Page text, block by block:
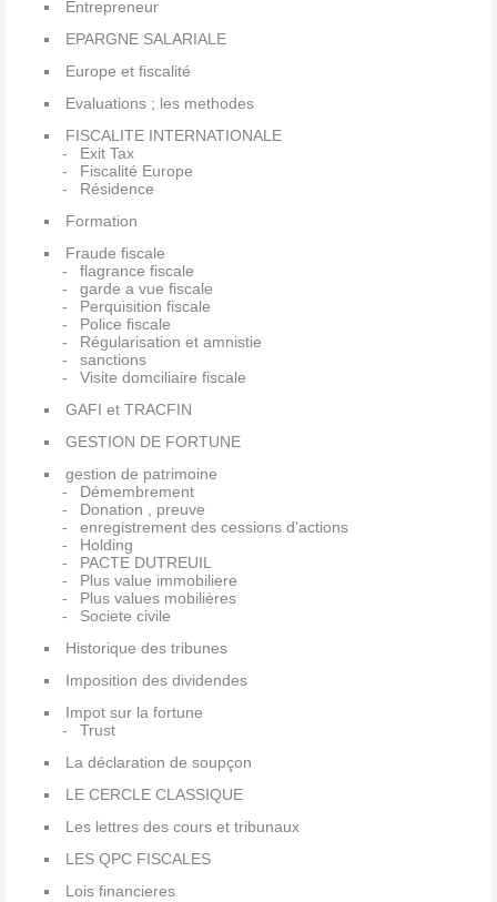
Entrepreneur
EPARGNE SALARIALE
Europe et fiscalité
Evaluations ; les methodes
FISCALITE INTERNATIONALE
Exit Tax
Fiscalité Europe
Résidence
Formation
Fraude fiscale
flagrance fiscale
garde a vue fiscale
Perquisition fiscale
Police fiscale
Régularisation et amnistie
sanctions
Visite domciliaire fiscale
GAFI et TRACFIN
GESTION DE FORTUNE
gestion de patrimoine
Démembrement
Donation , preuve
enregistrement des cessions d'actions
Holding
PACTE DUTREUIL
Plus value immobiliere
Plus values mobilières
Societe civile
Historique des tribunes
Imposition des dividendes
Impot sur la fortune
Trust
La déclaration de soupçon
LE CERCLE CLASSIQUE
Les lettres des cours et tribunaux
LES QPC FISCALES
Lois financieres